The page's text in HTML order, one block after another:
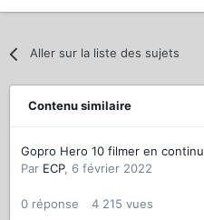
Aller sur la liste des sujets
Contenu similaire
Gopro Hero 10 filmer en continu
Par ECP, 6 février 2022
0 réponse 4 215 vues